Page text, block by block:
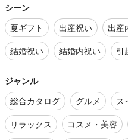
シーン
夏ギフト
出産祝い 出産
結婚祝い
結婚内祝い 引
ジャンル
総合カタログ
グルメ ス
リラックス
コスメ・美容